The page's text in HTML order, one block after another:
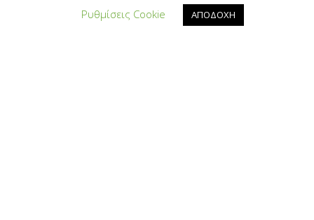
Βιώσιμη Επιχειρηματικότητα & Χρηματοδότηση
Ρυθμίσεις Cookie
ΑΠΟΔΟΧΗ